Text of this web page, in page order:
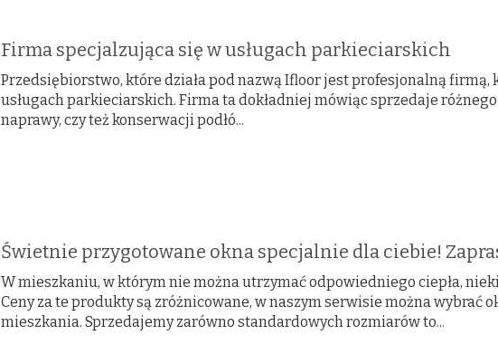
Firma specjalzująca się w usługach parkieciarskich
Przedsiębiorstwo, które działa pod nazwą Ifloor jest profesjonalną
usługach parkieciarskich. Firma ta dokładniej mówiąc sprzedaje
naprawy, czy też konserwacji podłó...
Świetnie przygotowane okna specjalnie dla ciebie!
W mieszkaniu, w którym nie można utrzymać odpowiedniego ciepła,
Ceny za te produkty są zróżnicowane, w naszym serwisie można wybrać
mieszkania. Sprzedajemy zarówno standardowych rozmiarów to...